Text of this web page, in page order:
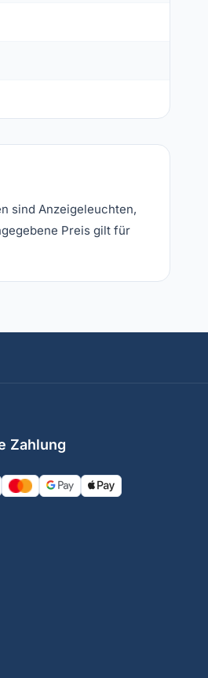
sind Anzeigeleuchten,
Preis gilt für
Zahlung